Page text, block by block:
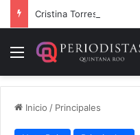
Cristina Torres, la
Menú
Inicio / Principales